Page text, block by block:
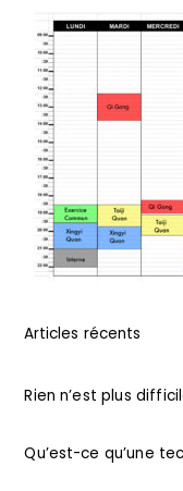
Articles récents
Rien n’est plus
Qu’est-ce qu’une